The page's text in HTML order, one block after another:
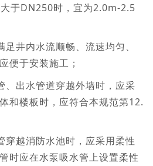
于DN250时，宜为2.0m-2.5
井内水流顺畅、流速均匀、
便于安装施工；
出水管道穿越外墙时，应采
和楼板时，应符合本规范第12.
越消防水池时，应采用柔性
时应在水泵吸水管上设置柔性